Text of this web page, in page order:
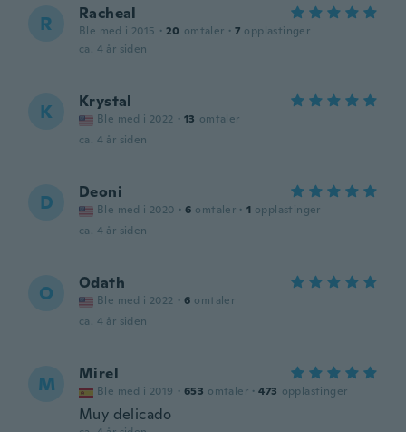
R Racheal
Ble med i 2015 · 20 omtaler · 7 opplastinger
ca. 4 år siden
K Krystal
Ble med i 2022 · 13 omtaler
ca. 4 år siden
D Deoni
Ble med i 2020 · 6 omtaler · 1 opplastinger
ca. 4 år siden
O Odath
Ble med i 2022 · 6 omtaler
ca. 4 år siden
M Mirel
Ble med i 2019 · 653 omtaler · 473 opplastinger
Muy delicado